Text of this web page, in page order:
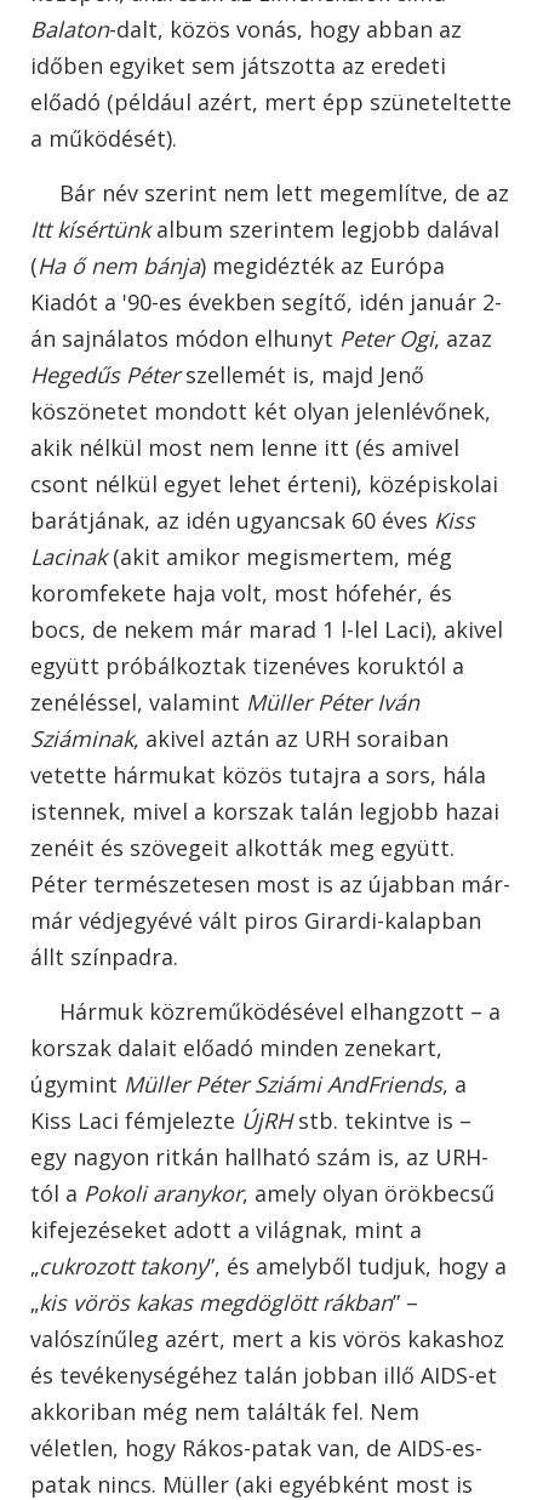
Balaton-dalt, közös vonás, hogy abban az
időben egyiket sem játszotta az eredeti
előadó (például azért, mert épp szüneteltette
a működését).
Bár név szerint nem lett megemlítve, de az
Itt kísértünkalbum szerintem legjobb dalával
(Ha ő nem bánja) megidézték az Európa
Kiadót a '90-es években segítő, idén január 2-
án sajnálatos módon elhunyt Peter Ogi, azaz
Hegedűs Péterszellemét is, majd Jenő
köszönetet mondott két olyan jelenlévőnek,
akik nélkül most nem lenne itt (és amivel
csont nélkül egyet lehet érteni), középiskolai
barátjának, az idén ugyancsak 60 éves Kiss
Lacinak(akit amikor megismertem, még
koromfekete haja volt, most hófehér, és
bocs, de nekem már marad 1 l-lel Laci), akivel
együtt próbálkoztak tizenéves koruktól a
zenéléssel, valamint Müller Péter Iván
Sziáminak, akivel aztán az URH soraiban
vetette hármukat közös tutajra a sors, hála
istennek, mivel a korszak talán legjobb hazai
zenéit és szövegeit alkották meg együtt.
Péter természetesen most is az újabban már-
már védjegyévé vált piros Girardi-kalapban
állt színpadra.
Hármuk közreműködésével elhangzott – a
korszak dalait előadó minden zenekart,
úgymint Müller Péter Sziámi AndFriends, a
Kiss Laci fémjelezte ÚjRHstb. tekintve is –
egy nagyon ritkán hallható szám is, az URH-
tól a Pokoli aranykor, amely olyan örökbecsű
kifejezéseket adott a világnak, mint a
„cukrozott takony”, és amelyből tudjuk, hogy a
„kis vörös kakas megdöglött rákban” –
valószínűleg azért, mert a kis vörös kakashoz
és tevékenységéhez talán jobban illő AIDS-et
akkoriban még nem találták fel. Nem
véletlen, hogy Rákos-patak van, de AIDS-es-
patak nincs. Müller (aki egyébként most is